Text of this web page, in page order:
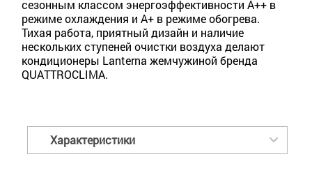
сезонным классом энергоэффективности A++ в
режиме охлаждения и A+ в режиме обогрева.
Тихая работа, приятный дизайн и наличие
нескольких ступеней очистки воздуха делают
кондиционеры Lanterna жемчужиной бренда
QUATTROCLIMA.
Характеристики